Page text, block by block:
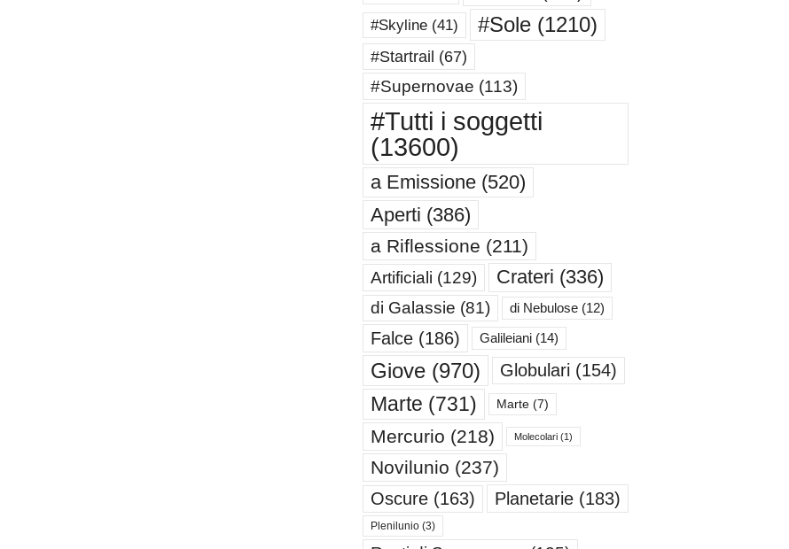
#Skyline(41) #Sole(1210)
#Startrail (67)
#Supernovae (113)
#Tutti i soggetti
(13600)
a Emissione(520)
Aperti (386)
a Riflessione (211)
Artificiali (129) Crateri (336)
di Galassie (81) di Nebulose(12)
Falce(186) Galileiani(14)
Giove(970) Globulari (154)
Marte (731) Marte(7)
Mercurio (218) Molecolari(1)
Novilunio (237)
Oscure(163) Planetarie(183)
Plenilunio(3)